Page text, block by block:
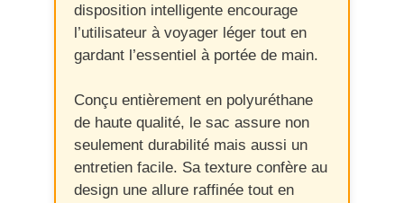
disposition intelligente encourage
l’utilisateur à voyager léger tout en
gardant l’essentiel à portée de main.
Conçu entièrement en polyuréthane
de haute qualité, le sac assure non
seulement durabilité mais aussi un
entretien facile. Sa texture confère au
design une allure raffinée tout en